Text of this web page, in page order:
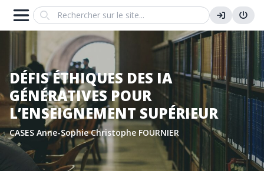
Search
DÉFIS ÉTHIQUES DES IA
GÉNÉRATIVES POUR
L’ENSEIGNEMENT SUPÉRIEUR
CASES Anne-SophieChristophe FOURNIER